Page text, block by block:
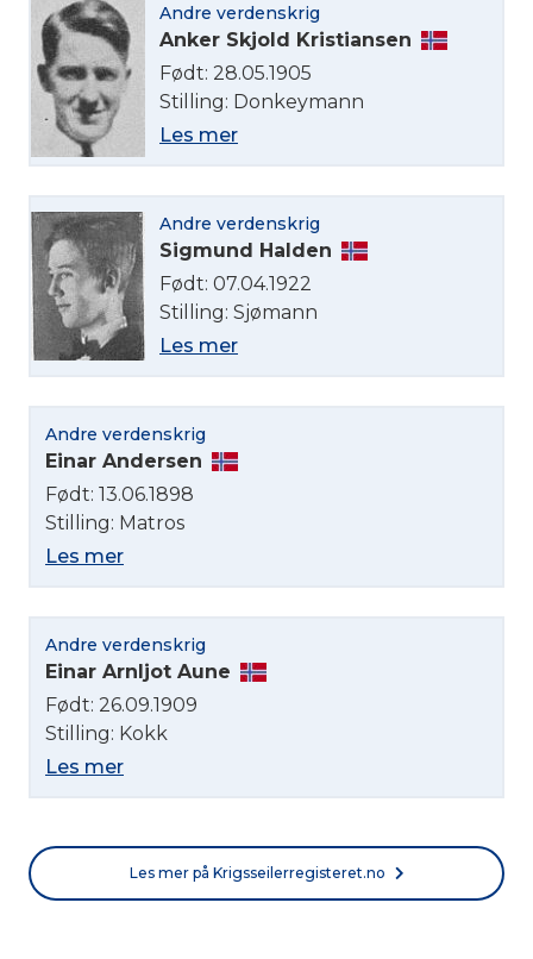
Andre verdenskrig
Anker Skjold Kristiansen
Født: 28.05.1905
Stilling: Donkeymann
Les mer
Andre verdenskrig
Sigmund Halden
Født: 07.04.1922
Stilling: Sjømann
Les mer
Andre verdenskrig
Einar Andersen
Født: 13.06.1898
Stilling: Matros
Les mer
Andre verdenskrig
Einar Arnljot Aune
Født: 26.09.1909
Stilling: Kokk
Les mer
Les mer på Krigsseilerregisteret.no